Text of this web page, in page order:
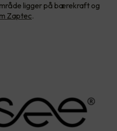
ligger på bærekraft og
Zaptec.